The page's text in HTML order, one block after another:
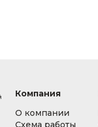
Компания
О компании
Схема работы